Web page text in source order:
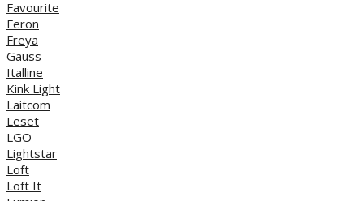
Favourite
Feron
Freya
Gauss
Italline
Kink Light
Laitcom
Leset
LGO
Lightstar
Loft
Loft It